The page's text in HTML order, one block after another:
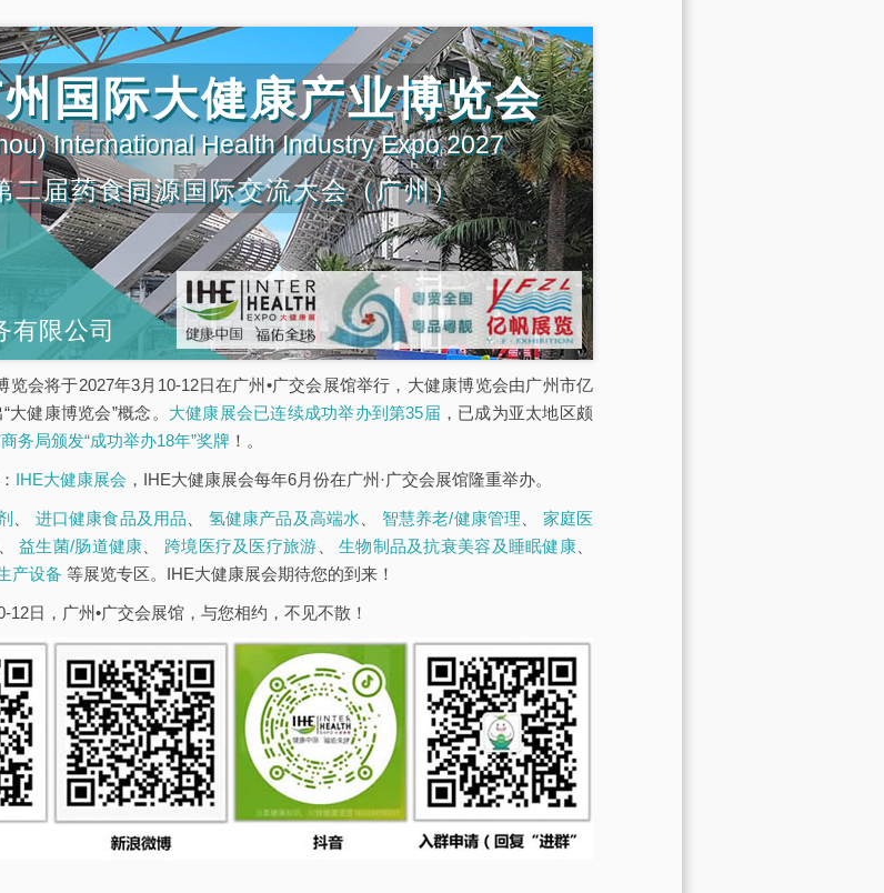
国际大健康产业博览会
International Health Industry Expo 2027
二届药食同源国际交流大会（广州）
有限公司
会将于2027年3月10-12日在广州•广交会展馆举行，大健康博览会由广州市亿
健康博览会”概念。 大健康展会已连续成功举办到第35届 ，已成为亚太地区颇
务局颁发“成功举办18年”奖牌 ！。
IHE大健康展会 ，IHE大健康展会每年6月份在广州·广交会展馆隆重举办。
进口健康食品及用品 氢健康产品及高端水 智慧养老/健康管理
家庭医
、益生菌/肠道健康 跨境医疗及医疗旅游 、生物制品及抗衰美容及睡眠健康
产设备 等展览专区。IHE大健康展会期待您的到来！
日，广州•广交会展馆，与您相约，不见不散！